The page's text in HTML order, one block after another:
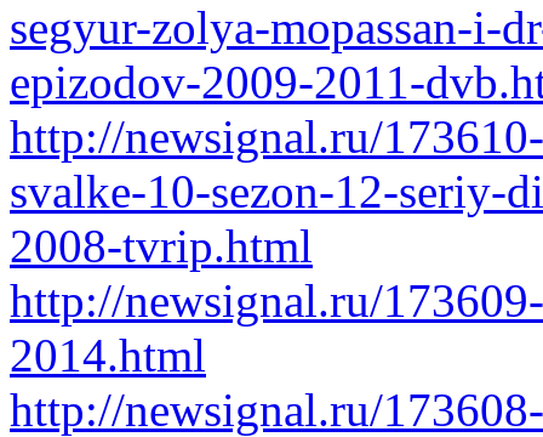
segyur-zolya-mopassan-i-
epizodov-2009-2011-
http://newsignal.ru/
svalke-10-sezon-12-seriy-
2008-tvrip.html
http://newsignal.ru/
2014.html
http://newsignal.ru/